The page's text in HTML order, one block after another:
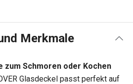
Merkmale
zum Schmoren oder Kochen
Glasdeckel passt perfekt auf